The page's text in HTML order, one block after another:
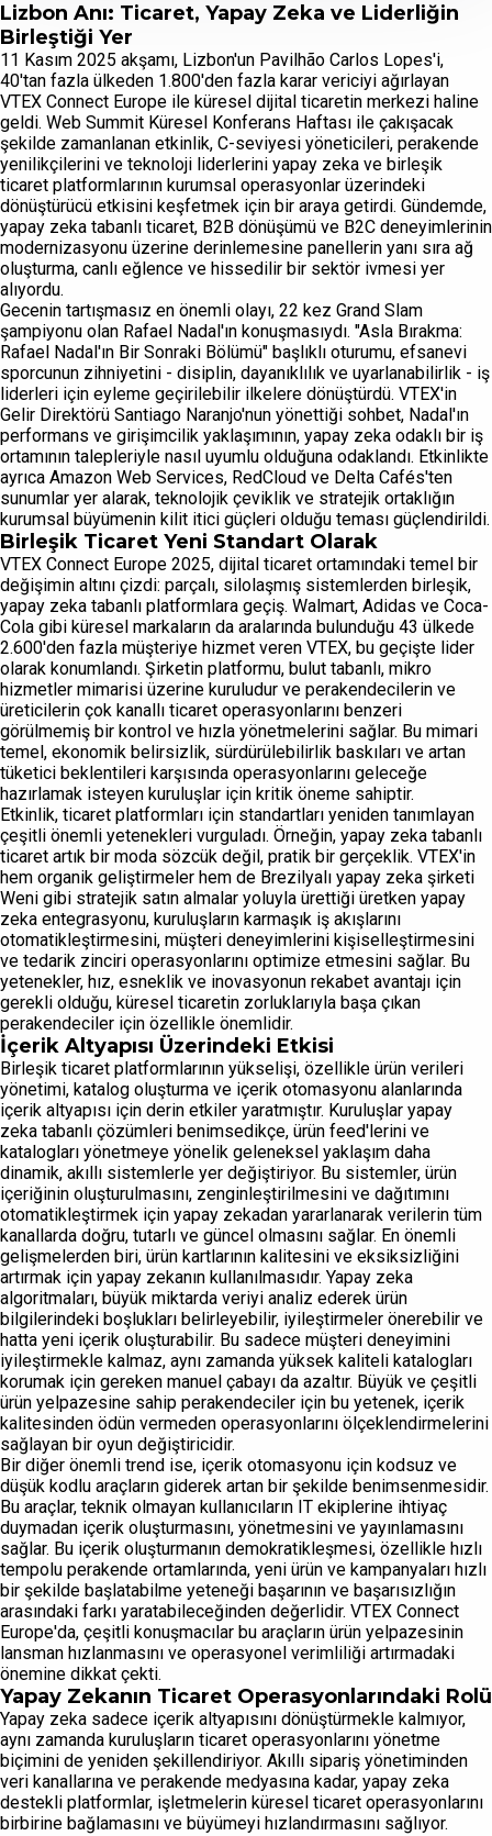
Lizbon Anı: Ticaret, Yapay Zeka ve Liderliğin
Birleştiği Yer
11 Kasım 2025 akşamı, Lizbon'un Pavilhão Carlos Lopes'i,
40'tan fazla ülkeden 1.800'den fazla karar vericiyi ağırlayan
VTEX Connect Europe ile küresel dijital ticaretin merkezi haline
geldi. Web Summit Küresel Konferans Haftası ile çakışacak
şekilde zamanlanan etkinlik, C-seviyesi yöneticileri, perakende
yenilikçilerini ve teknoloji liderlerini yapay zeka ve birleşik
ticaret platformlarının kurumsal operasyonlar üzerindeki
dönüştürücü etkisini keşfetmek için bir araya getirdi. Gündemde,
yapay zeka tabanlı ticaret, B2B dönüşümü ve B2C deneyimlerinin
modernizasyonu üzerine derinlemesine panellerin yanı sıra ağ
oluşturma, canlı eğlence ve hissedilir bir sektör ivmesi yer
alıyordu.
Gecenin tartışmasız en önemli olayı, 22 kez Grand Slam
şampiyonu olan Rafael Nadal'ın konuşmasıydı. "Asla Bırakma:
Rafael Nadal'ın Bir Sonraki Bölümü" başlıklı oturumu, efsanevi
sporcunun zihniyetini - disiplin, dayanıklılık ve uyarlanabilirlik - iş
liderleri için eyleme geçirilebilir ilkelere dönüştürdü. VTEX'in
Gelir Direktörü Santiago Naranjo'nun yönettiği sohbet, Nadal'ın
performans ve girişimcilik yaklaşımının, yapay zeka odaklı bir iş
ortamının talepleriyle nasıl uyumlu olduğuna odaklandı. Etkinlikte
ayrıca Amazon Web Services, RedCloud ve Delta Cafés'ten
sunumlar yer alarak, teknolojik çeviklik ve stratejik ortaklığın
kurumsal büyümenin kilit itici güçleri olduğu teması güçlendirildi.
Birleşik Ticaret Yeni Standart Olarak
VTEX Connect Europe 2025, dijital ticaret ortamındaki temel bir
değişimin altını çizdi: parçalı, silolaşmış sistemlerden birleşik,
yapay zeka tabanlı platformlara geçiş. Walmart, Adidas ve Coca-
Cola gibi küresel markaların da aralarında bulunduğu 43 ülkede
2.600'den fazla müşteriye hizmet veren VTEX, bu geçişte lider
olarak konumlandı. Şirketin platformu, bulut tabanlı, mikro
hizmetler mimarisi üzerine kuruludur ve perakendecilerin ve
üreticilerin çok kanallı ticaret operasyonlarını benzeri
görülmemiş bir kontrol ve hızla yönetmelerini sağlar. Bu mimari
temel, ekonomik belirsizlik, sürdürülebilirlik baskıları ve artan
tüketici beklentileri karşısında operasyonlarını geleceğe
hazırlamak isteyen kuruluşlar için kritik öneme sahiptir.
Etkinlik, ticaret platformları için standartları yeniden tanımlayan
çeşitli önemli yetenekleri vurguladı. Örneğin, yapay zeka tabanlı
ticaret artık bir moda sözcük değil, pratik bir gerçeklik. VTEX'in
hem organik geliştirmeler hem de Brezilyalı yapay zeka şirketi
Weni gibi stratejik satın almalar yoluyla ürettiği üretken yapay
zeka entegrasyonu, kuruluşların karmaşık iş akışlarını
otomatikleştirmesini, müşteri deneyimlerini kişiselleştirmesini
ve tedarik zinciri operasyonlarını optimize etmesini sağlar. Bu
yetenekler, hız, esneklik ve inovasyonun rekabet avantajı için
gerekli olduğu, küresel ticaretin zorluklarıyla başa çıkan
perakendeciler için özellikle önemlidir.
İçerik Altyapısı Üzerindeki Etkisi
Birleşik ticaret platformlarının yükselişi, özellikle ürün verileri
yönetimi, katalog oluşturma ve içerik otomasyonu alanlarında
içerik altyapısı için derin etkiler yaratmıştır. Kuruluşlar yapay
zeka tabanlı çözümleri benimsedikçe, ürün feed'lerini ve
katalogları yönetmeye yönelik geleneksel yaklaşım daha
dinamik, akıllı sistemlerle yer değiştiriyor. Bu sistemler, ürün
içeriğinin oluşturulmasını, zenginleştirilmesini ve dağıtımını
otomatikleştirmek için yapay zekadan yararlanarak verilerin tüm
kanallarda doğru, tutarlı ve güncel olmasını sağlar. En önemli
gelişmelerden biri, ürün kartlarının kalitesini ve eksiksizliğini
artırmak için yapay zekanın kullanılmasıdır. Yapay zeka
algoritmaları, büyük miktarda veriyi analiz ederek ürün
bilgilerindeki boşlukları belirleyebilir, iyileştirmeler önerebilir ve
hatta yeni içerik oluşturabilir. Bu sadece müşteri deneyimini
iyileştirmekle kalmaz, aynı zamanda yüksek kaliteli katalogları
korumak için gereken manuel çabayı da azaltır. Büyük ve çeşitli
ürün yelpazesine sahip perakendeciler için bu yetenek, içerik
kalitesinden ödün vermeden operasyonlarını ölçeklendirmelerini
sağlayan bir oyun değiştiricidir.
Bir diğer önemli trend ise, içerik otomasyonu için kodsuz ve
düşük kodlu araçların giderek artan bir şekilde benimsenmesidir.
Bu araçlar, teknik olmayan kullanıcıların IT ekiplerine ihtiyaç
duymadan içerik oluşturmasını, yönetmesini ve yayınlamasını
sağlar. Bu içerik oluşturmanın demokratikleşmesi, özellikle hızlı
tempolu perakende ortamlarında, yeni ürün ve kampanyaları hızlı
bir şekilde başlatabilme yeteneği başarının ve başarısızlığın
arasındaki farkı yaratabileceğinden değerlidir. VTEX Connect
Europe'da, çeşitli konuşmacılar bu araçların ürün yelpazesinin
lansman hızlanmasını ve operasyonel verimliliği artırmadaki
önemine dikkat çekti.
Yapay Zekanın Ticaret Operasyonlarındaki Rolü
Yapay zeka sadece içerik altyapısını dönüştürmekle kalmıyor,
aynı zamanda kuruluşların ticaret operasyonlarını yönetme
biçimini de yeniden şekillendiriyor. Akıllı sipariş yönetiminden
veri kanallarına ve perakende medyasına kadar, yapay zeka
destekli platformlar, işletmelerin küresel ticaret operasyonlarını
birbirine bağlamasını ve büyümeyi hızlandırmasını sağlıyor.